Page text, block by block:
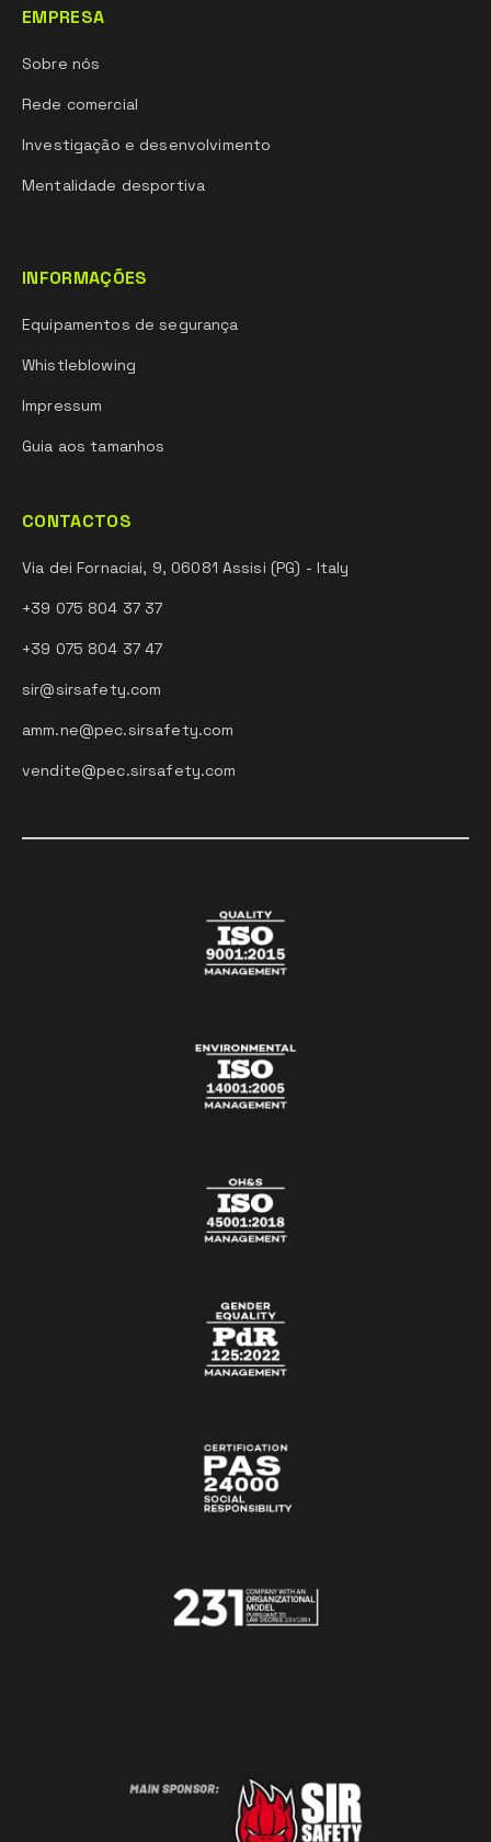
EMPRESA
Sobre nós
Rede comercial
Investigação e desenvolvimento
Mentalidade desportiva
INFORMAÇÕES
Equipamentos de segurança
Whistleblowing
Impressum
Guia aos tamanhos
CONTACTOS
Via dei Fornaciai, 9, 06081 Assisi (PG) - Italy
+39 075 804 37 37
+39 075 804 37 47
sir@sirsafety.com
amm.ne@pec.sirsafety.com
vendite@pec.sirsafety.com